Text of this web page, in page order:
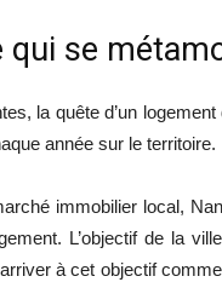
qui se
la quête d’un
année sur le territoire.
immobilier local,
L’objectif de la
à cet objectif